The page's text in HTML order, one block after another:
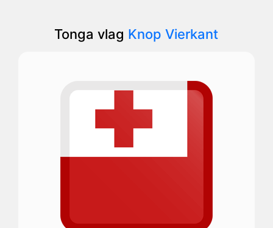
Tonga vlag Knop Vierkant